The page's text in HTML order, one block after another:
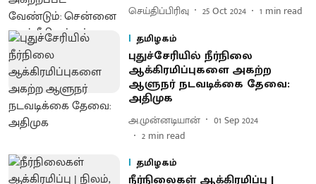
செய்திப்பிரிவு 25 Oct 2024 1 min read
தமிழகம்
புதுச்சேரியில் நீர்நிலை
ஆக்கிரமிப்புகளை அகற்ற
ஆளுநர் நடவடிக்கை தேவை:
அதிமுக
அ.முன்னடியான்
01 Sep 2024
2 min read
தமிழகம்
நீர்நிலைகள் ஆக்கிரமிப்பு |